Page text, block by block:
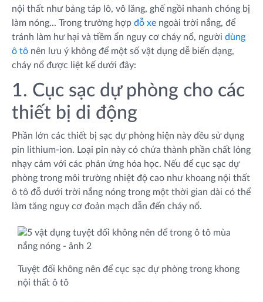
nội thất như bảng táp lô, vô lăng, ghế ngồi nhanh chóng bị
làm nóng... Trong trường hợp đỗ xe ngoài trời nắng, để
tránh làm hư hại và tiềm ẩn nguy cơ cháy nổ, người dùng
ô tô nên lưu ý không để một số vật dụng dễ biến dạng,
cháy nổ được liệt kế dưới đây:
1. Cục sạc dự phòng cho các
thiết bị di động
Phần lớn các thiết bị sạc dự phòng hiện này đều sử dụng
pin lithium-ion. Loại pin này có chứa thành phần chất lỏng
nhạy cảm với các phản ứng hóa học. Nếu để cục sạc dự
phòng trong môi trường nhiệt độ cao như khoang nội thất
ô tô đỗ dưới trời nắng nóng trong một thời gian dài có thể
làm tăng nguy cơ đoản mạch dẫn đến cháy nổ.
Tuyệt đối không nên để cục sạc dự phòng trong khong
nội thất ô tô